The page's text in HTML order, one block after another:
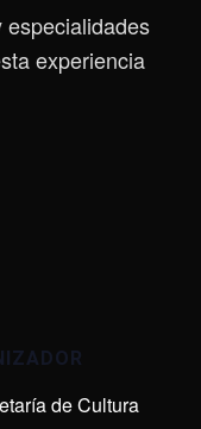
especialidades
experiencia
de Cultura